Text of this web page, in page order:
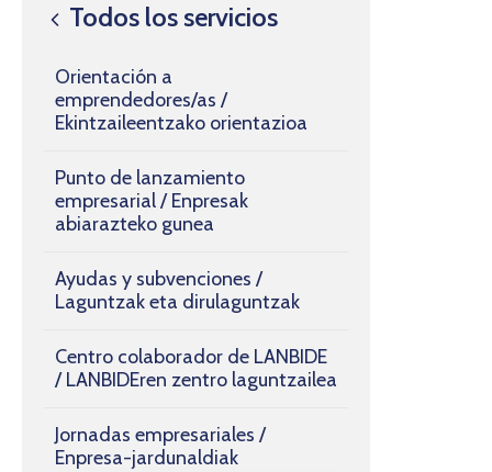
Todos los servicios
Orientación a
emprendedores/as /
Ekintzaileentzako orientazioa
Punto de lanzamiento
empresarial / Enpresak
abiarazteko gunea
Ayudas y subvenciones /
Laguntzak eta dirulaguntzak
Centro colaborador de LANBIDE
/ LANBIDEren zentro laguntzailea
Jornadas empresariales /
Enpresa-jardunaldiak